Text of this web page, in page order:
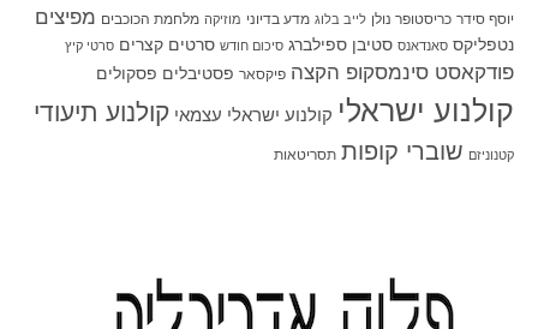
יוסף סידר כריסטופר נולן לייב בלוג מדע בדיוני מוזיקה מלחמת הכוכבים מפיצים
נטפליקס סאנדאנס סטיבן ספילברג סיכום חודש סרטים קצרים סרטי קיץ
פודקאסט סינמסקופ הקצה פיקסאר פסטיבלים פסקולים
קולנוע ישראלי קולנוע ישראלי עצמאי קולנוע תיעודי
קטנוניזם שוברי קופות תסריטאות